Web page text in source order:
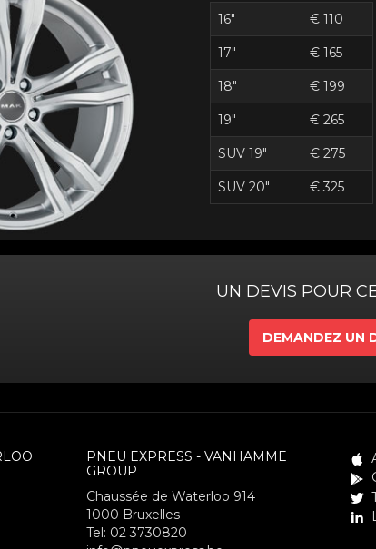
16" € 110
17" € 165
18" € 199
19" € 265
SUV 19" € 275
SUV 20" € 325
UN DEVIS POUR
DEMANDEZ UN
PNEU EXPRESS - VANHAMME
GROUP
Chaussée de Waterloo 914
1000 Bruxelles
Tel: 02 3730820